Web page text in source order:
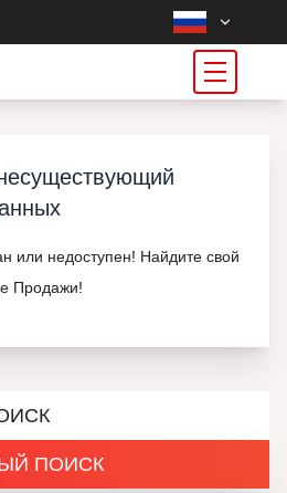
или недоступен! Найдите свой
Продажи!
ПОИСК